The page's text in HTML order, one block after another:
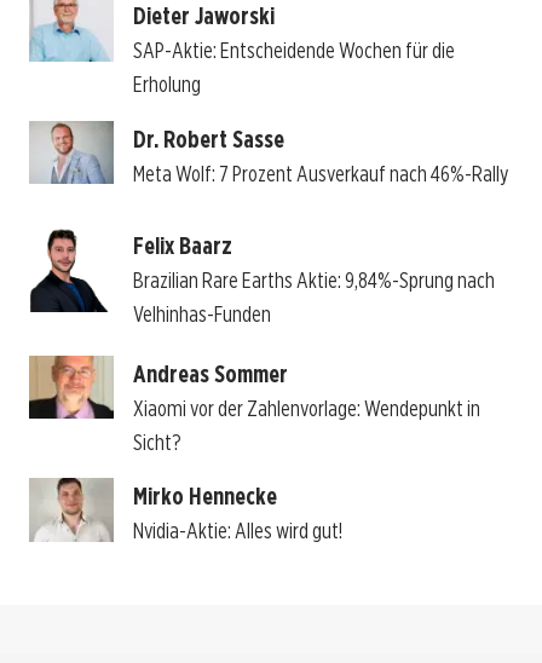
Dieter Jaworski
SAP-Aktie: Entscheidende Wochen für die
Erholung
Dr. Robert Sasse
Meta Wolf: 7 Prozent Ausverkauf nach 46%-Rally
Felix Baarz
Brazilian Rare Earths Aktie: 9,84%-Sprung nach
Velhinhas-Funden
Andreas Sommer
Xiaomi vor der Zahlenvorlage: Wendepunkt in
Sicht?
Mirko Hennecke
Nvidia-Aktie: Alles wird gut!